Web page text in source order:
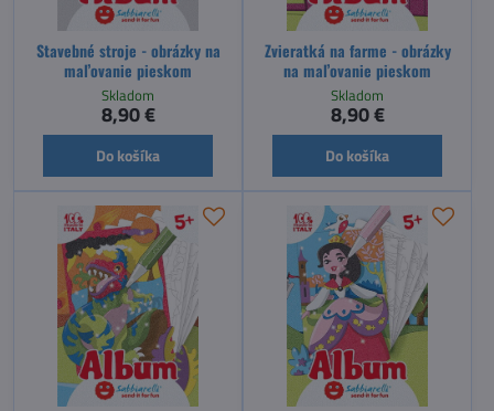
Stavebné stroje - obrázky na
maľovanie pieskom
Skladom
8,90 €
Do košíka
Zvieratká na farme - obrázky
na maľovanie pieskom
Skladom
8,90 €
Do košíka